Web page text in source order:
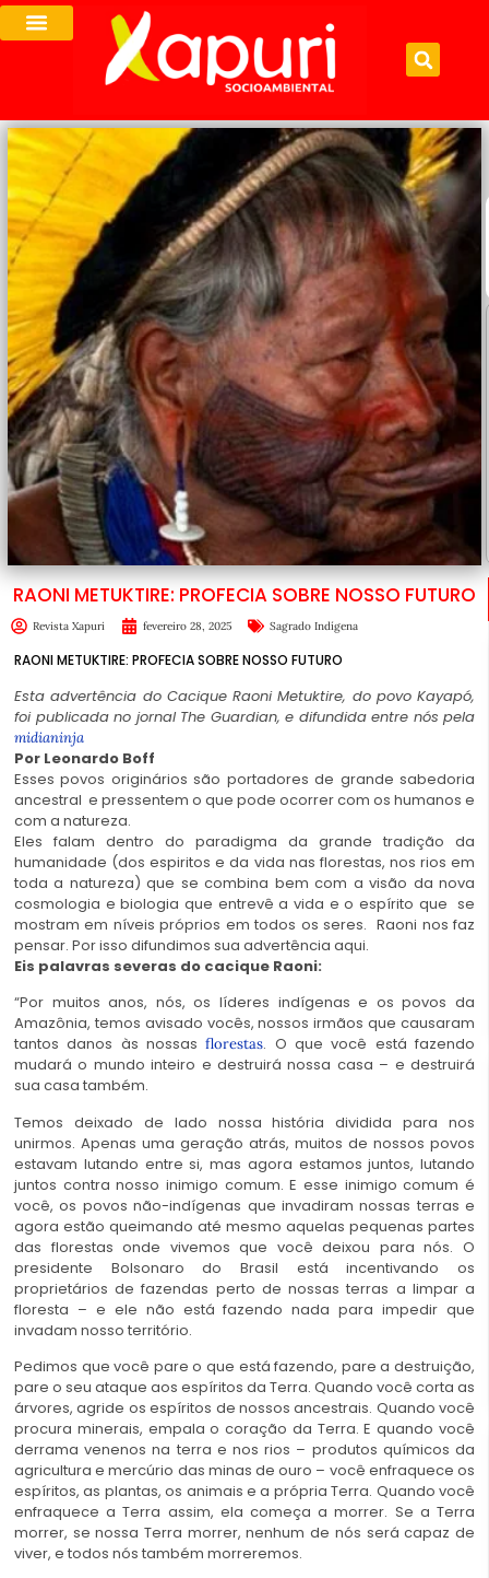
RAONI METUKTIRE: PROFECIA SOBRE NOSSO FUTURO
Revista Xapuri fevereiro 28, 2025 Sagrado Indígena
RAONI METUKTIRE: PROFECIA SOBRE NOSSO FUTURO
Esta advertência do Cacique Raoni Metuktire, do povo Kayapó,
foi publicada no jornal The Guardian, e difundida entre nós pela
midianinja
Por Leonardo Boff
Esses povos originários são portadores de grande sabedoria
ancestral e pressentem o que pode ocorrer com os humanos e
com a natureza.
Eles falam dentro do paradigma da grande tradição da
humanidade (dos espiritos e da vida nas florestas, nos rios em
toda a natureza) que se combina bem com a visão da nova
cosmologia e biologia que entrevê a vida e o espírito que se
mostram em níveis próprios em todos os seres. Raoni nos faz
pensar. Por isso difundimos sua advertência aqui.
Eis palavras severas do cacique Raoni:
“Por muitos anos, nós, os líderes indígenas e os povos da
Amazônia, temos avisado vocês, nossos irmãos que causaram
tantos danos às nossasflorestas. O que você está fazendo
mudará o mundo inteiro e destruirá nossa casa – e destruirá
sua casa também.
Temos deixado de lado nossa história dividida para nos
unirmos. Apenas uma geração atrás, muitos de nossos povos
estavam lutando entre si, mas agora estamos juntos, lutando
juntos contra nosso inimigo comum. E esse inimigo comum é
você, os povos não-indígenas que invadiram nossas terras e
agora estão queimando até mesmo aquelas pequenas partes
das florestas onde vivemos que você deixou para nós. O
presidente Bolsonaro do Brasil está incentivando os
proprietários de fazendas perto de nossas terras a limpar a
floresta – e ele não está fazendo nada para impedir que
invadam nosso território.
Pedimos que você pare o que está fazendo, pare a destruição,
pare o seu ataque aos espíritos da Terra. Quando você corta as
árvores, agride os espíritos de nossos ancestrais. Quando você
procura minerais, empala o coração da Terra. E quando você
derrama venenos na terra e nos rios – produtos químicos da
agricultura e mercúrio das minas de ouro – você enfraquece os
espíritos, as plantas, os animais e a própria Terra. Quando você
enfraquece a Terra assim, ela começa a morrer. Se a Terra
morrer, se nossa Terra morrer, nenhum de nós será capaz de
viver, e todos nós também morreremos.